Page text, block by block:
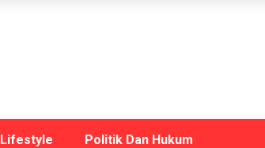
Lifestyle Politik Dan Hukum